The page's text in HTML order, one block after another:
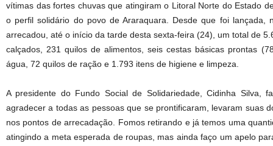
vítimas das fortes chuvas que atingiram o Litoral Norte do Estado
o perfil solidário do povo de Araraquara. Desde que foi lançada,
arrecadou, até o início da tarde desta sexta-feira (24), um total de
calçados, 231 quilos de alimentos, seis cestas básicas prontas
água, 72 quilos de ração e 1.793 itens de higiene e limpeza.
A presidente do Fundo Social de Solidariedade, Cidinha Silva,
agradecer a todas as pessoas que se prontificaram, levaram suas
nos pontos de arrecadação. Fomos retirando e já temos uma
atingindo a meta esperada de roupas, mas ainda faço um apelo